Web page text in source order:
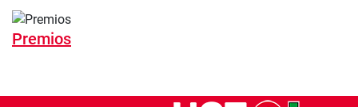
Premios